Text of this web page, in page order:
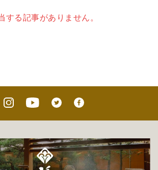
する記事がありません。